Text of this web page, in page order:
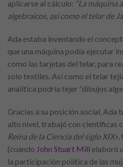
aplicarse al cálculo: “La máquina
algebraicos, así como el telar de
Ada estaba inventando el
que una máquina podía ejecutar
como las tarjetas del telar, para
solo textiles. Así como el telar
analítica podría tejer “dibujos
Gracias a su posición social, Ada
alto nivel, trabajó con científicas
Reina de la Ciencia del siglo XIX»,
(cuando John Stuart Mill elaboró
la participación política de las